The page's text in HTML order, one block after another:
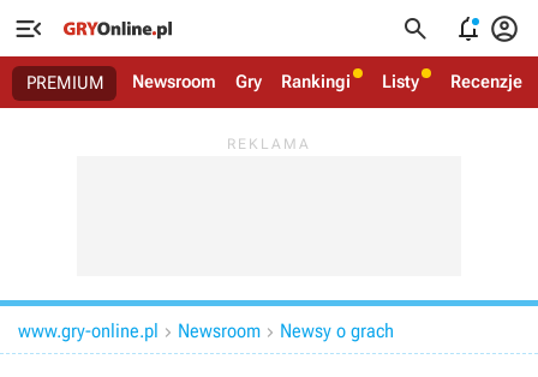
   
PREMIUM Newsroom Gry Rankingi Listy Recenzje
www.gry-online.pl  Newsroom  Newsy o grach